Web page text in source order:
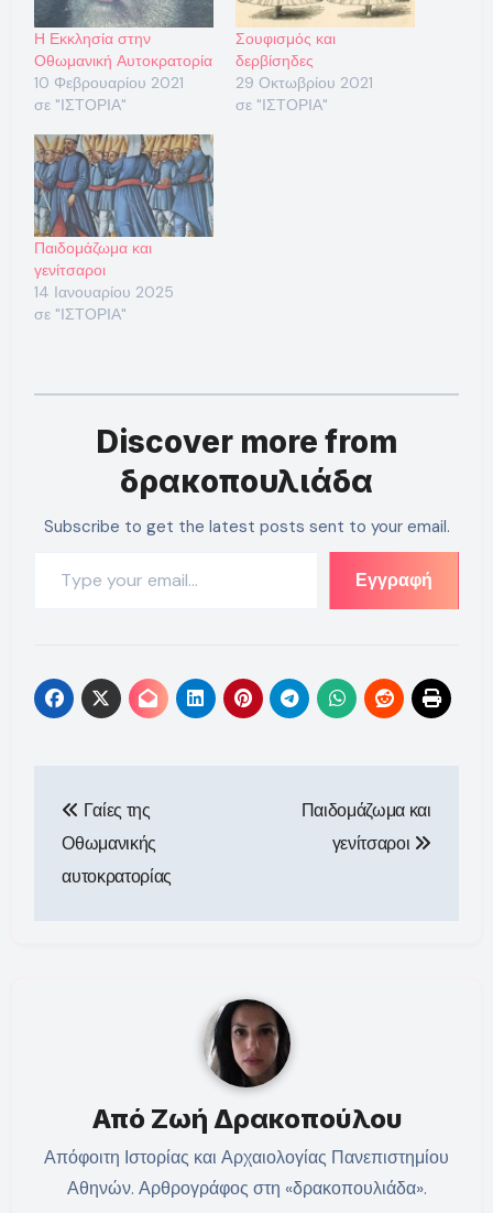
Η Εκκλησία στην
Οθωμανική Αυτοκρατορία
10 Φεβρουαρίου 2021
σε "ΙΣΤΟΡΙΑ"
Σουφισμός και
δερβίσηδες
29 Οκτωβρίου 2021
σε "ΙΣΤΟΡΙΑ"
Παιδομάζωμα και
γενίτσαροι
14 Ιανουαρίου 2025
σε "ΙΣΤΟΡΙΑ"
Discover more from
δρακοπουλιάδα
Subscribe to get the latest posts sent to your email.
Εγγραφή
άρθρων
Γαίες της
Οθωμανικής
αυτοκρατορίας
Παιδομάζωμα και
γενίτσαροι
Από Ζωή Δρακοπούλου
Απόφοιτη Ιστορίας και Αρχαιολογίας Πανεπιστημίου
Αθηνών. Αρθρογράφος στη «δρακοπουλιάδα».